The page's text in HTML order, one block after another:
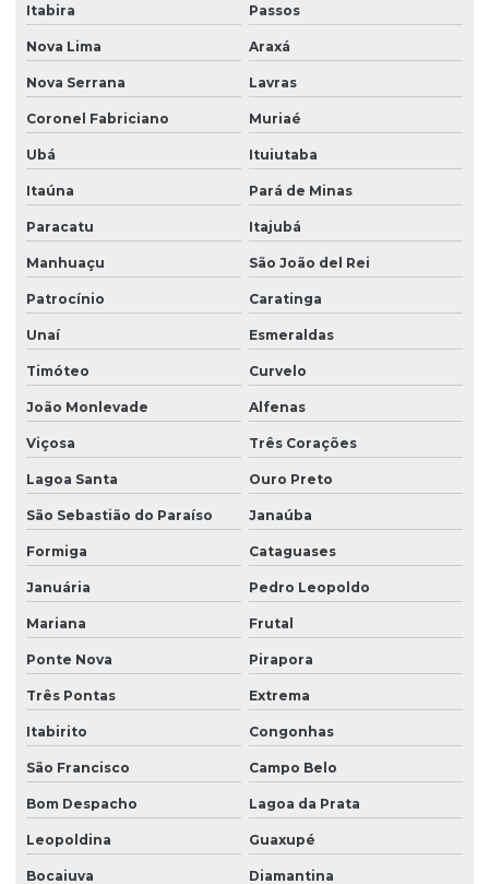
Empresa de árvores nativas em paraná
Empresa de árvores nativas em são paulo
Empresa de grama batatais
Empresa de grama bermuda
Empresa de grama bermuda em paraná
Empresa de grama bermuda em são paulo
Empresa de grama esmeralda
Empresa de grama esmeralda em paraná
Empresa de grama esmeralda em são paulo
Empresa de grama são carlos
Empresa de hidrossemeadura
Empresa de leiva de grama
Empresa de plantio de grama
Empresa de plantio de grama em paraná
Empresa de plantio de grama em são paulo
Empresa produtora de grama batatais
Empresa produtora de grama para campo de golfe
Empresa produtora de grama entregue para obras
Empresa produtora de grama esmeralda
Itabira Passos
Nova Lima Araxá
Nova Serrana Lavras
Coronel Fabriciano Muriaé
Ubá Ituiutaba
Itaúna Pará de Minas
Paracatu Itajubá
Manhuaçu São João del Rei
Patrocínio Caratinga
Unaí Esmeraldas
Timóteo Curvelo
João Monlevade Alfenas
Viçosa Três Corações
Lagoa Santa Ouro Preto
São Sebastião do Paraíso Janaúba
Formiga Cataguases
Januária Pedro Leopoldo
Mariana Frutal
Ponte Nova Pirapora
Três Pontas Extrema
Itabirito Congonhas
São Francisco Campo Belo
Bom Despacho Lagoa da Prata
Leopoldina Guaxupé
Bocaiuva Diamantina